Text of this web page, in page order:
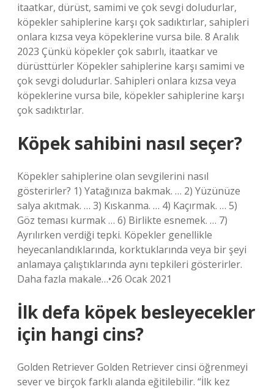
itaatkar, dürüst, samimi ve çok sevgi doludurlar,
köpekler sahiplerine karşı çok sadıktırlar, sahipleri
onlara kızsa veya köpeklerine vursa bile. 8 Aralık
2023 Çünkü köpekler çok sabırlı, itaatkar ve
dürüsttürler Köpekler sahiplerine karşı samimi ve
çok sevgi doludurlar. Sahipleri onlara kızsa veya
köpeklerine vursa bile, köpekler sahiplerine karşı
çok sadıktırlar.
Köpek sahibini nasıl seçer?
Köpekler sahiplerine olan sevgilerini nasıl
gösterirler? 1) Yatağınıza bakmak. … 2) Yüzünüze
salya akıtmak. … 3) Kıskanma. … 4) Kaçırmak. … 5)
Göz teması kurmak … 6) Birlikte esnemek. … 7)
Ayrılırken verdiği tepki. Köpekler genellikle
heyecanlandıklarında, korktuklarında veya bir şeyi
anlamaya çalıştıklarında aynı tepkileri gösterirler.
Daha fazla makale…•26 Ocak 2021
İlk defa köpek besleyecekler
için hangi cins?
Golden Retriever Golden Retriever cinsi öğrenmeyi
sever ve birçok farklı alanda eğitilebilir. “İlk kez